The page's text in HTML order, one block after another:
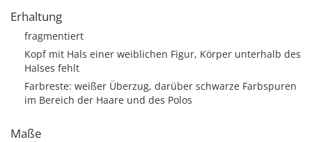
Erhaltung
fragmentiert
Kopf mit Hals einer weiblichen Figur, Körper unterhalb des
Halses fehlt
Farbreste: weißer Überzug, darüber schwarze Farbspuren
im Bereich der Haare und des Polos
Maße